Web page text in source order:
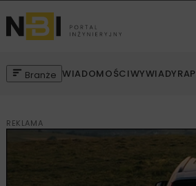
Branże WIADOMOŚCIWYWIADY
REKLAMA